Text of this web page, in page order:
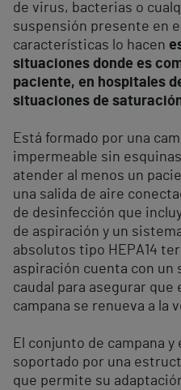
de virus, bacterias o
suspensión presente en
características lo hacen
situaciones donde es
paciente, en hospitales
situaciones de saturación
Está formado por una
impermeable sin
atender al menos un
una salida de aire
de desinfección que
de aspiración y un
absolutos tipo HEPA14
aspiración cuenta con un
caudal para asegurar
campana se renueva a la
El conjunto de campana
soportado por una
que permite su